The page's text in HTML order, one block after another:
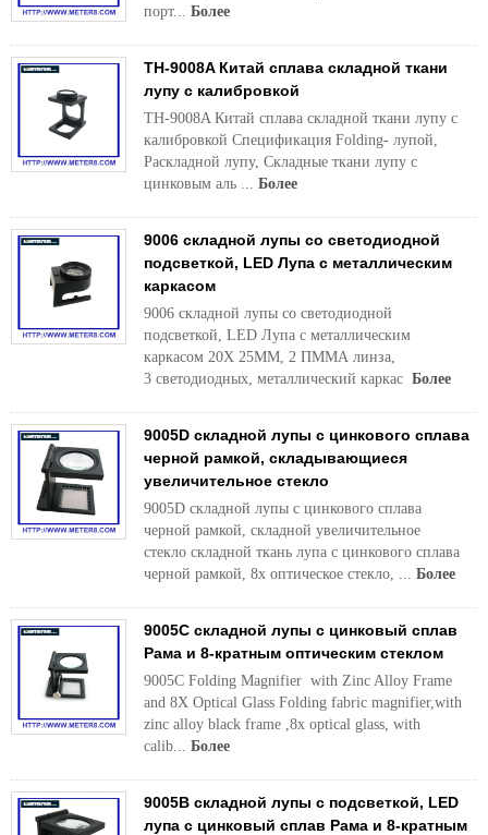
порт... Более
TH-9008A Китай сплава складной ткани
лупу с калибровкой
TH-9008A Китай сплава складной ткани лупу с
калибровкой Спецификация Folding- лупой,
Раскладной лупу, Складные ткани лупу с
цинковым аль ... Более
9006 складной лупы со светодиодной
подсветкой, LED Лупа с металлическим
каркасом
9006 складной лупы со светодиодной
подсветкой, LED Лупа с металлическим
каркасом 20X 25MM, 2 ПММА линза,
3 светодиодных, металлический каркас Более
9005D складной лупы с цинкового сплава
черной рамкой, складывающиеся
увеличительное стекло
9005D складной лупы с цинкового сплава
черной рамкой, складной увеличительное
стекло складной ткань лупа с цинкового сплава
черной рамкой, 8x оптическое стекло, ... Более
9005C складной лупы с цинковый сплав
Рама и 8-кратным оптическим стеклом
9005C Folding Magnifier with Zinc Alloy Frame
and 8X Optical Glass Folding fabric magnifier,with
zinc alloy black frame ,8x optical glass, with
calib... Более
9005B складной лупы с подсветкой, LED
лупа с цинковый сплав Рама и 8-кратным